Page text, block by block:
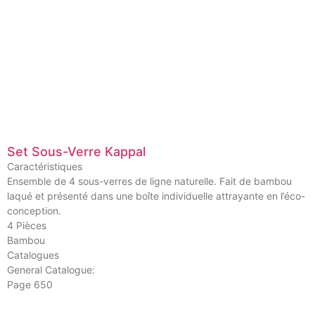
Set Sous-Verre Kappal
Caractéristiques
Ensemble de 4 sous-verres de ligne naturelle. Fait de bambou
laqué et présenté dans une boîte individuelle attrayante en l’éco-
conception.
4 Pièces
Bambou
Catalogues
General Catalogue:
Page 650